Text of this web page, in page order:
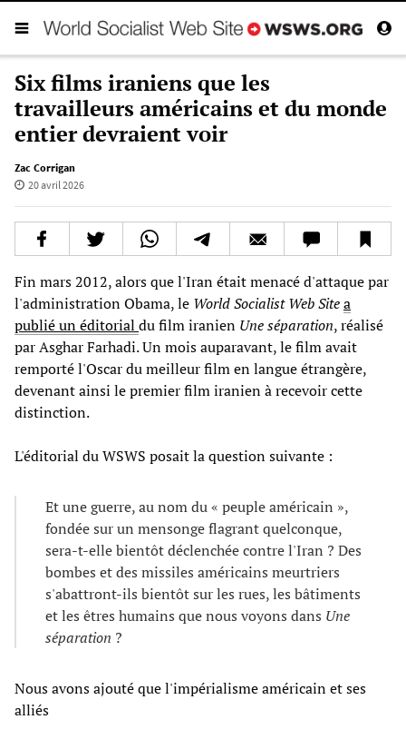
Six films iraniens que les
travailleurs américains et du monde
entier devraient voir
Zac Corrigan
20 avril 2026
Fin mars 2012, alors que l'Iran était menacé d'attaque par
l'administration Obama, le World Socialist Web Sitea
publié un éditorial du film iranien Une séparation, réalisé
par Asghar Farhadi. Un mois auparavant, le film avait
remporté l'Oscar du meilleur film en langue étrangère,
devenant ainsi le premier film iranien à recevoir cette
distinction.
L'éditorial du WSWS posait la question suivante :
Et une guerre, au nom du « peuple américain »,
fondée sur un mensonge flagrant quelconque,
sera-t-elle bientôt déclenchée contre l'Iran ? Des
bombes et des missiles américains meurtriers
s'abattront-ils bientôt sur les rues, les bâtiments
et les êtres humains que nous voyons dans Une
séparation ?
Nous avons ajouté que l'impérialisme américain et ses
alliés